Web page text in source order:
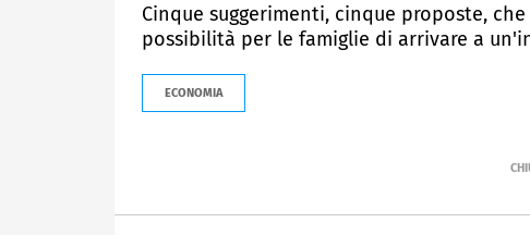
Cinque suggerimenti, cinque proposte,
possibilità per le famiglie di arrivare a
ECONOMIA